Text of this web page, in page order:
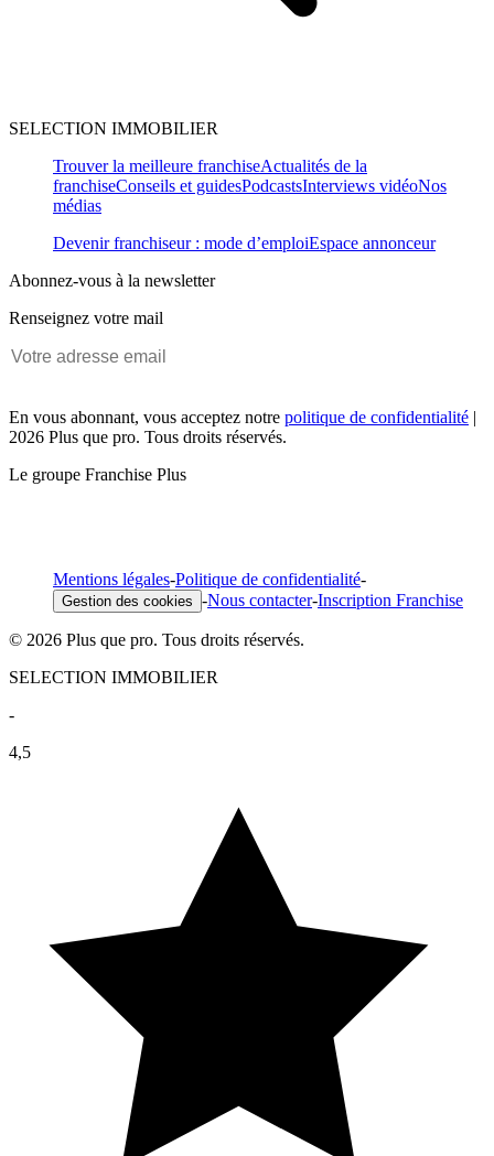
SELECTION IMMOBILIER
Trouver la meilleure franchiseActualités de la
franchiseConseils et guidesPodcastsInterviews vidéoNos
médias
Devenir franchiseur : mode d’emploiEspace annonceur
Abonnez-vous à la newsletter
Renseignez votre mail
En vous abonnant, vous acceptez notre politique de confidentialité |
2026 Plus que pro. Tous droits réservés.
Le groupe Franchise Plus
Mentions légales-Politique de confidentialité-
Gestion des cookies -Nous contacter-Inscription Franchise
© 2026 Plus que pro. Tous droits réservés.
SELECTION IMMOBILIER
-
4,5